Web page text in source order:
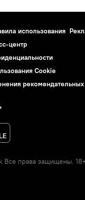
использования
центр
Cookie
рекомендательных
Все права защищены.